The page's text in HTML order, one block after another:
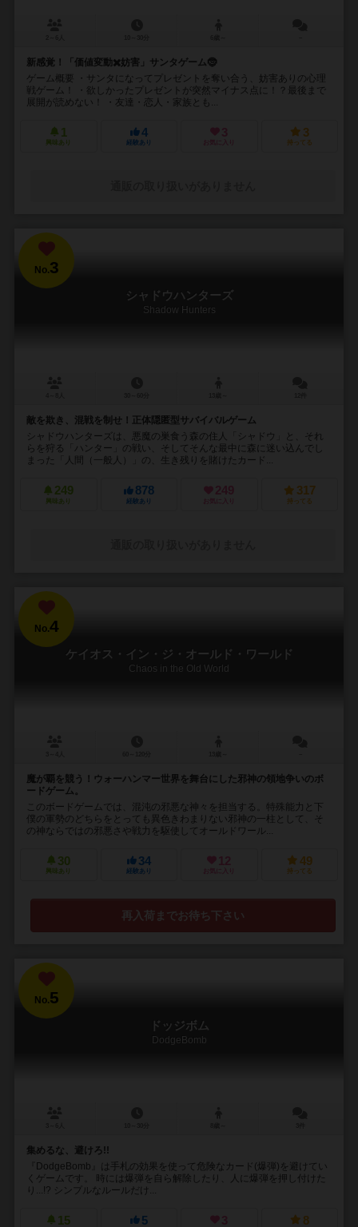
新感覚！「価値変動✖️妨害」サンタゲーム🤶
ゲーム概要 ・サンタになってプレゼントを奪い合う、妨害ありの心理
戦ゲーム！ ・欲しかったプレゼントが突然マイナス点に！？最後まで
展開が読めない！ ・友達・恋人・家族とも...
1
興味あり
4
経験あり
3
お気に入り
3
持ってる
No.3
シャドウハンターズ
Shadow Hunters
敵を欺き、混戦を制せ！正体隠匿型サバイバルゲーム
シャドウハンターズは、悪魔の巣食う森の住人「シャドウ」と、それ
らを狩る「ハンター」の戦い、そしてそんな最中に森に迷い込んでし
まった「人間（一般人）」の、生き残りを賭けたカード...
249
興味あり
878
経験あり
249
お気に入り
317
持ってる
No.4
ケイオス・イン・ジ・オールド・ワールド
Chaos in the Old World
魔が覇を競う！ウォーハンマー世界を舞台にした邪神の領地争いのボ
ードゲーム。
このボードゲームでは、混沌の邪悪な神々を担当する。特殊能力と下
僕の軍勢のどちらをとっても異色きわまりない邪神の一柱として、そ
の神ならではの邪悪さや戦力を駆使してオールドワール...
30
興味あり
34
経験あり
12
お気に入り
49
持ってる
再入荷までお待ち下さい
No.5
ドッジボム
DodgeBomb
集めるな、避けろ!!
『DodgeBomb』は手札の効果を使って危険なカード(爆弾)を避けてい
くゲームです。 時には爆弾を自ら解除したり、人に爆弾を押し付けた
り...!? シンプルなルールだけ...
15 5 3 8